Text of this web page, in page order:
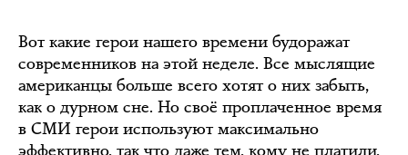
Вот какие герои нашего времени будоражат
современников на этой неделе. Все мыслящие
американцы больше всего хотят о них забыть,
как о дурном сне. Но своё проплаченное время
в СМИ герои используют максимально
эффективно, так что даже тем, кому не платили,